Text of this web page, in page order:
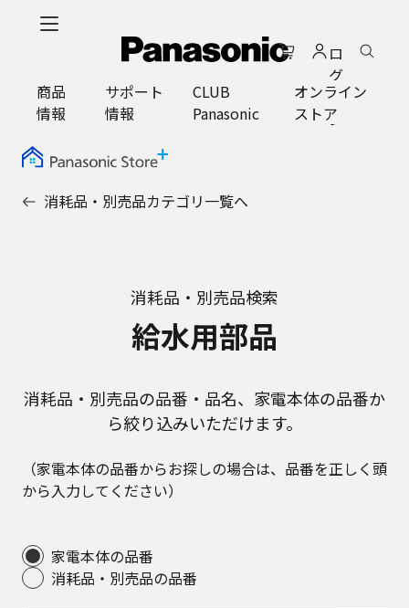
ロ
グ
イ
ン
商品
情報
サポート
情報
CLUB
Panasonic
オンライン
ストア
消耗品・別売品カテゴリ一覧へ
消耗品・別売品検索
給水用部品
消耗品・別売品の品番・品名、家電本体の品番か
ら絞り込みいただけます。
（家電本体の品番からお探しの場合は、品番を正しく頭
から入力してください）
家電本体の品番
消耗品・別売品の品番